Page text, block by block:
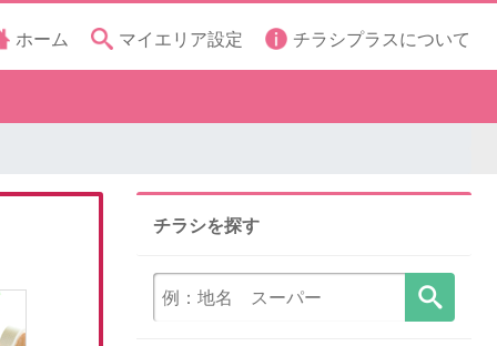
ホーム マイエリア設定 チラシプラスについて
チラシを探す